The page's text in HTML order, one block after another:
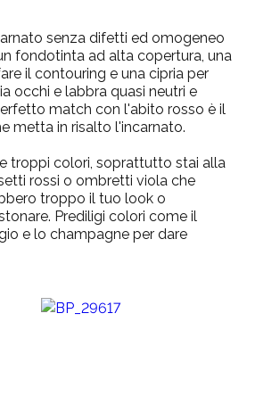
senza difetti ed omogeneo
fondotinta ad alta copertura, una
il contouring e una cipria per
occhi e labbra quasi neutri e
match con l'abito rosso è il
metta in risalto l'incarnato.
troppi colori, soprattutto stai alla
rossi o ombretti viola che
troppo il tuo look o
Prediligi colori come il
e lo champagne per dare